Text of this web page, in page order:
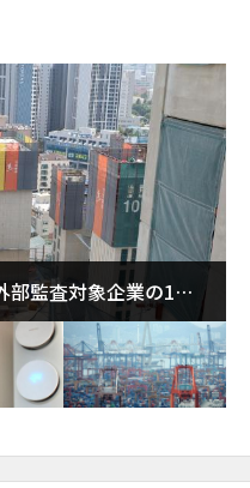
部監査対象企業の1割
2.8倍増